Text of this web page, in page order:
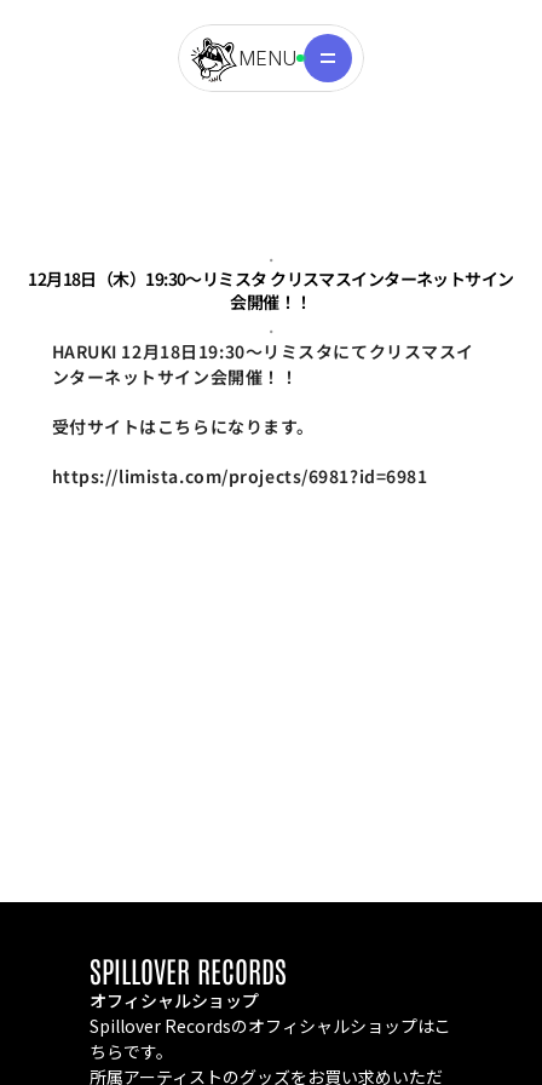
MENU
.
12月18日（木）19:30〜リミスタ クリスマスインターネットサイン
会開催！！
.
HARUKI 12月18日19:30〜リミスタにてクリスマスイ
ンターネットサイン会開催！！
受付サイトはこちらになります。
https://limista.com/projects/6981?id=6981
SPILLOVER RECORDS
オフィシャルショップ
Spillover Recordsのオフィシャルショップはこ
ちらです。
所属アーティストのグッズをお買い求めいただ